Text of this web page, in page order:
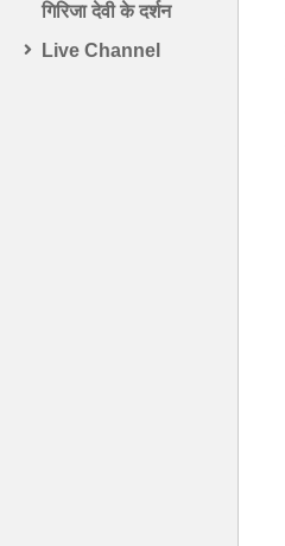
गिरिजा देवी के दर्शन
Live Channel